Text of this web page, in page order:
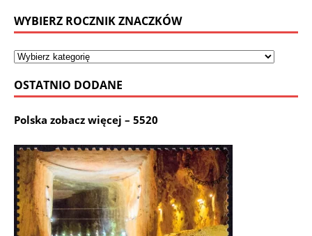
WYBIERZ ROCZNIK ZNACZKÓW
OSTATNIO DODANE
Polska zobacz więcej – 5520